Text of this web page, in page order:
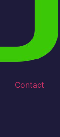
Contact